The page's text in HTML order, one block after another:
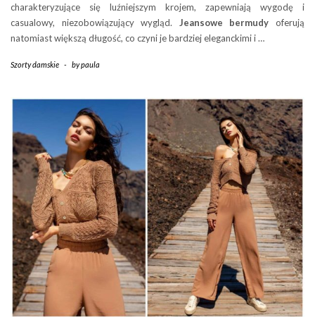
charakteryzujące się luźniejszym krojem, zapewniają wygodę i
casualowy, niezobowiązujący wygląd. Jeansowe bermudy oferują
natomiast większą długość, co czyni je bardziej eleganckimi i …
Szorty damskie - bypaula